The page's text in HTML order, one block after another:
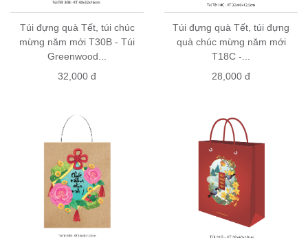
Túi đựng quà Tết, túi chúc
mừng năm mới T30B - Túi
Greenwood...
32,000 đ
Túi đựng quà Tết, túi đựng
quà chúc mừng năm mới
T18C -...
28,000 đ